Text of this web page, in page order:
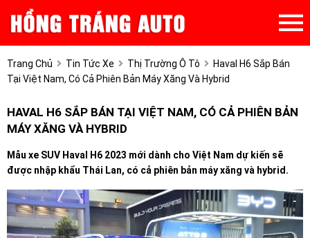
Trang Chủ Tin Tức Xe Thị Trường Ô Tô
Haval H6 Sắp Bán
Tại Việt Nam, Có Cả Phiên Bản Máy Xăng Và Hybrid
HAVAL H6 SẮP BÁN TẠI VIỆT NAM, CÓ CẢ PHIÊN BẢN
MÁY XĂNG VÀ HYBRID
Mẫu xe SUV Haval H6 2023 mới dành cho Việt Nam dự kiến sẽ
được nhập khẩu Thái Lan, có cả phiên bản máy xăng và hybrid.